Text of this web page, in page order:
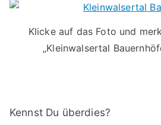
Klicke auf das Foto und
„Kleinwalsertal
Kennst Du überdies?